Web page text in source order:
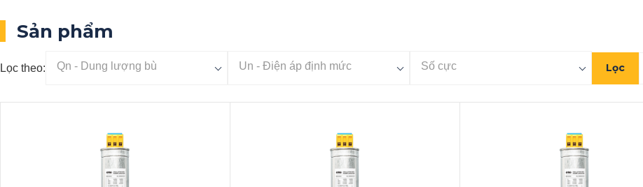
Sản phẩm
Lọc theo: Lọc